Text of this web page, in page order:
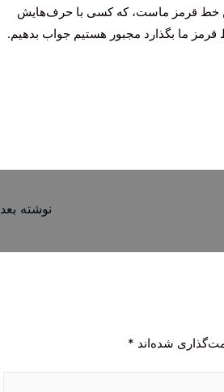
خط قرمز ماست، که کسی با حرف‌هایش
ما بگذارد مجبور هستیم جواب بدهیم.
نوشته بعد
شده‌اند *